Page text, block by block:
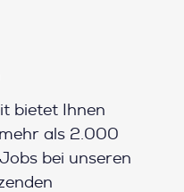
bietet Ihnen
als 2.000
bei unseren